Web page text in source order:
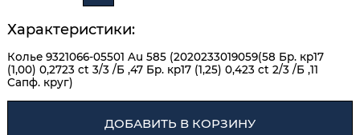
Характеристики:
Колье 9321066-05501 Au 585 (2020233019059(58 Бр. кр17
(1,00) 0,2723 ct 3/3 /Б ,47 Бр. кр17 (1,25) 0,423 ct 2/3 /Б ,11
Сапф. круг)
ДОБАВИТЬ В КОРЗИНУ